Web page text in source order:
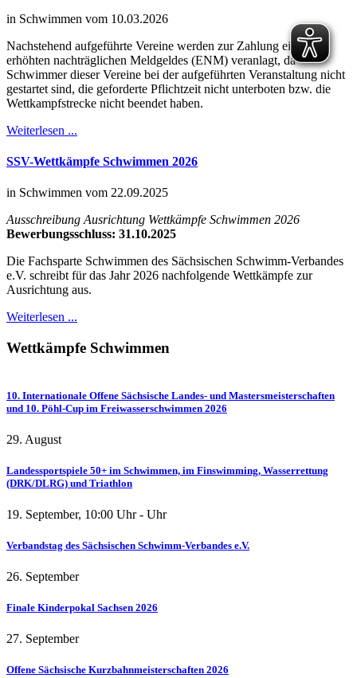
in Schwimmen vom 10.03.2026
Nachstehend aufgeführte Vereine werden zur Zahlung eines
erhöhten nachträglichen Meldgeldes (ENM) veranlagt, da
Schwimmer dieser Vereine bei der aufgeführten Veranstaltung nicht
gestartet sind, die geforderte Pflichtzeit nicht unterboten bzw. die
Wettkampfstrecke nicht beendet haben.
Weiterlesen ...
SSV-Wettkämpfe Schwimmen 2026
in Schwimmen vom 22.09.2025
Ausschreibung Ausrichtung Wettkämpfe Schwimmen 2026
Bewerbungsschluss: 31.10.2025
Die Fachsparte Schwimmen des Sächsischen Schwimm-Verbandes
e.V. schreibt für das Jahr 2026 nachfolgende Wettkämpfe zur
Ausrichtung aus.
Weiterlesen ...
Wettkämpfe Schwimmen
10. Internationale Offene Sächsische Landes- und Mastersmeisterschaften
und 10. Pöhl-Cup im Freiwasserschwimmen 2026
29. August
Landessportspiele 50+ im Schwimmen, im Finswimming, Wasserrettung
(DRK/DLRG) und Triathlon
19. September, 10:00 Uhr - Uhr
Verbandstag des Sächsischen Schwimm-Verbandes e.V.
26. September
Finale Kinderpokal Sachsen 2026
27. September
Offene Sächsische Kurzbahnmeisterschaften 2026